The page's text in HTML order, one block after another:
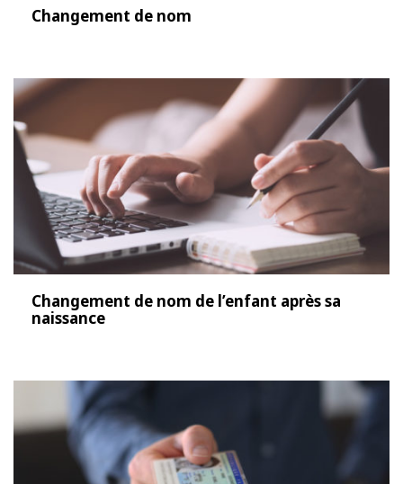
Changement de nom
Changement de nom de l’enfant après sa
naissance